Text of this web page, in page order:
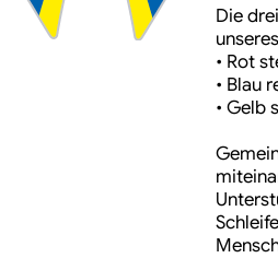
Die
• Rot
• Blau
• Gelb